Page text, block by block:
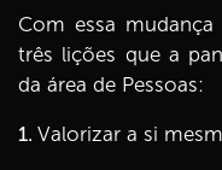
Com essa
três lições que a
da área de Pessoas:
1. Valorizar a si